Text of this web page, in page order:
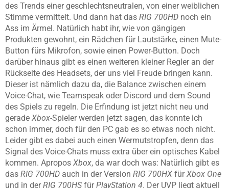
des Trends einer geschlechtsneutralen, von einer weiblichen
Stimme vermittelt. Und dann hat das RIG 700HD noch ein
Ass im Ärmel. Natürlich habt ihr, wie von gängigen
Produkten gewohnt, ein Rädchen für Lautstärke, einen Mute-
Button fürs Mikrofon, sowie einen Power-Button. Doch
darüber hinaus gibt es einen weiteren kleiner Regler an der
Rückseite des Headsets, der uns viel Freude bringen kann.
Dieser ist nämlich dazu da, die Balance zwischen einem
Voice-Chat, wie Teamspeak oder Discord und dem Sound
des Spiels zu regeln. Die Erfindung ist jetzt nicht neu und
gerade Xbox-Spieler werden jetzt sagen, das konnte ich
schon immer, doch für den PC gab es so etwas noch nicht.
Leider gibt es dabei auch einen Wermutstropfen, denn das
Signal des Voice-Chats muss extra über ein optisches Kabel
kommen. Apropos Xbox, da war doch was: Natürlich gibt es
das RIG 700HD auch in der Version RIG 700HX fürXbox One
und in derRIG 700HSfürPlayStation 4. Der UVP liegt aktuell